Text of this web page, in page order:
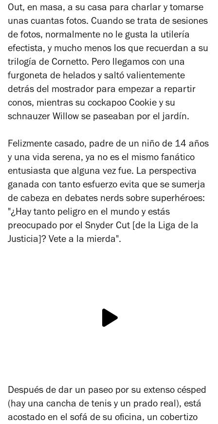
Out, en masa, a su casa para charlar y tomarse
unas cuantas fotos. Cuando se trata de sesiones
de fotos, normalmente no le gusta la utilería
efectista, y mucho menos los que recuerdan a su
trilogía de Cornetto. Pero llegamos con una
furgoneta de helados y saltó valientemente
detrás del mostrador para empezar a repartir
conos, mientras su cockapoo Cookie y su
schnauzer Willow se paseaban por el jardín.
Felizmente casado, padre de un niño de 14 años
y una vida serena, ya no es el mismo fanático
entusiasta que alguna vez fue. La perspectiva
ganada con tanto esfuerzo evita que se sumerja
de cabeza en debates nerds sobre superhéroes:
"¿Hay tanto peligro en el mundo y estás
preocupado por el Snyder Cut [de la Liga de la
Justicia ]? Vete a la mierda".
Después de dar un paseo por su extenso césped
(hay una cancha de tenis y un prado real), está
acostado en el sofá de su oficina, un cobertizo